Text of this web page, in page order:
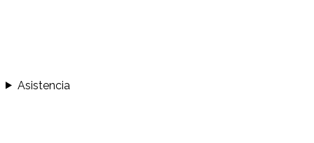
Asistencia